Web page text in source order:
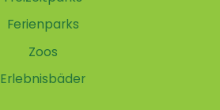
Ferienparks
Zoos
Erlebnisbäder